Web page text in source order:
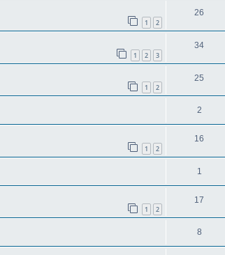
1 2
26
1 2 3
34
1 2
25
2
1 2
16
1
1 2
17
8